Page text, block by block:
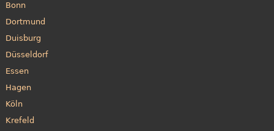
Bonn
Dortmund
Duisburg
Düsseldorf
Essen
Hagen
Köln
Krefeld